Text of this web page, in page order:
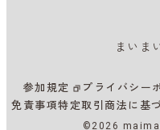
まいま
参加規定
プライバシー
免責事項特定取引商法に基
©2026